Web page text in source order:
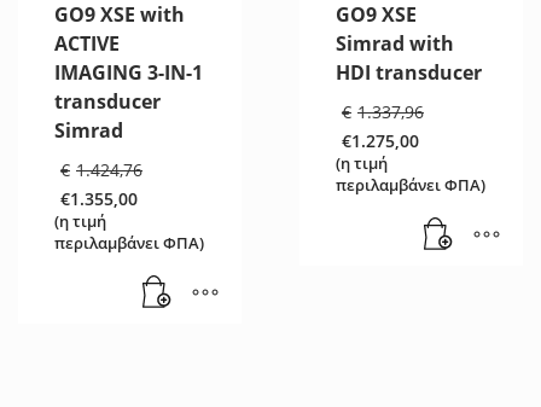
GO9 XSE with
ACTIVE
IMAGING 3-IN-1
transducer
Simrad
€ 1.424,76
€1.424,76.
€1.355,00
Η
τρέχουσα
τιμή
€1.355,00.
(η τιμή
περιλαμβάνει ΦΠΑ)
GO9 XSE
Simrad with
HDI transducer
€ 1.337,96
€1.275,00
Η
τρέχουσα
τιμή
€1.275,00.
(η τιμή
περιλαμβάνει ΦΠΑ)